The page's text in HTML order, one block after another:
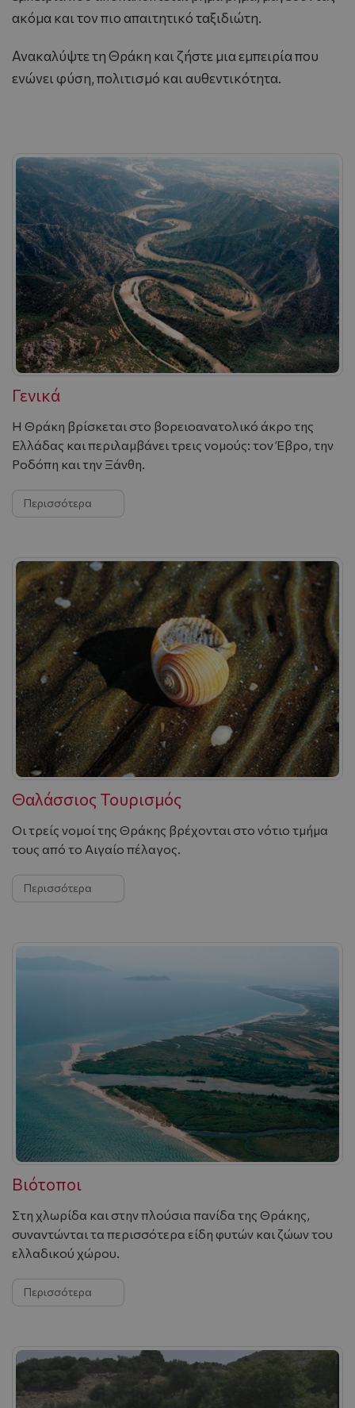
ακόμα και τον πιο απαιτητικό ταξιδιώτη.
Ανακαλύψτε τη Θράκη και ζήστε μια εμπειρία που
ενώνει φύση, πολιτισμό και αυθεντικότητα.
Γενικά
H Θράκη βρίσκεται στο βορειοανατολικό άκρο της
Ελλάδας και περιλαμβάνει τρεις νομούς: τον Έβρο, την
Ροδόπη και την Ξάνθη.
Περισσότερα
Θαλάσσιος Τουρισμός
Oι τρείς νομοί της Θράκης βρέχονται στο νότιο τμήμα
τους από το Aιγαίο πέλαγος.
Περισσότερα
Βιότοποι
Στη χλωρίδα και στην πλούσια πανίδα της Θράκης,
συναντώνται τα περισσότερα είδη φυτών και ζώων του
ελλαδικού χώρου.
Περισσότερα